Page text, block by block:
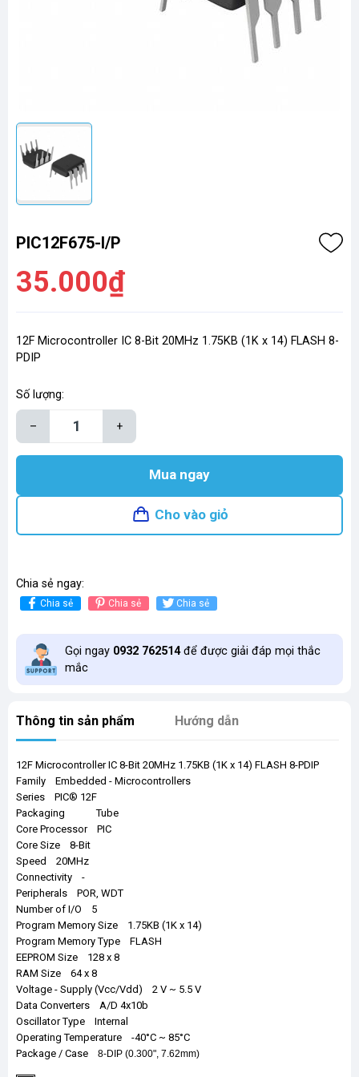
PIC12F675-I/P
35.000₫
12F Microcontroller IC 8-Bit 20MHz 1.75KB (1K x 14) FLASH 8-
PDIP
Số lượng:
– +
Mua ngay
Cho vào giỏ
Chia sẻ ngay:
Chia sẻ Chia sẻ Chia sẻ
Gọi ngay 0932 762514để được giải đáp mọi thắc
mắc
Thông tin sản phẩm Hướng dẫn
12F Microcontroller IC 8-Bit 20MHz 1.75KB (1K x 14) FLASH 8-PDIP
Family Embedded - Microcontrollers
Series PIC® 12F
Packaging Tube
Core Processor PIC
Core Size 8-Bit
Speed 20MHz
Connectivity -
Peripherals POR, WDT
Number of I/O 5
Program Memory Size 1.75KB (1K x 14)
Program Memory Type FLASH
EEPROM Size 128 x 8
RAM Size 64 x 8
Voltage - Supply (Vcc/Vdd) 2 V ~ 5.5 V
Data Converters A/D 4x10b
Oscillator Type Internal
Operating Temperature -40°C ~ 85°C
Package / Case 8-DIP (0.300", 7.62mm)